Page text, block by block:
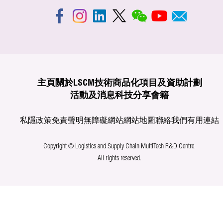
主頁 關於LSCM技術商品化項目及資助計劃
活動及消息科技分享會籍
私隱政策免責聲明無障礙網站網站地圖聯絡我們有用連結
Copyright © Logistics and Supply Chain MultiTech R&D Centre.
All rights reserved.